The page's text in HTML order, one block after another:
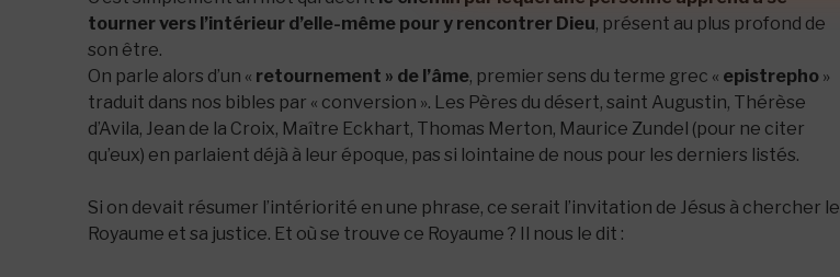
tourner vers l’intérieur d’elle-même pour y rencontrer Dieu, présent au plus profond de
son être.
On parle alors d’un « retournement » de l’âme, premier sens du terme grec « epistrepho »
traduit dans nos bibles par « conversion ». Les Pères du désert, saint Augustin, Thérèse
d’Avila, Jean de la Croix, Maître Eckhart, Thomas Merton, Maurice Zundel (pour ne citer
qu’eux) en parlaient déjà à leur époque, pas si lointaine de nous pour les derniers listés.
Si on devait résumer l’intériorité en une phrase, ce serait l’invitation de Jésus à chercher le
Royaume et sa justice. Et où se trouve ce Royaume ? Il nous le dit :